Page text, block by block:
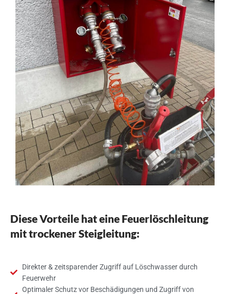
Diese Vorteile hat eine Feuerlöschleitung
mit trockener Steigleitung:
Direkter & zeitsparender Zugriff auf Löschwasser durch
Feuerwehr
Optimaler Schutz vor Beschädigungen und Zugriff von